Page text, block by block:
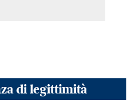
di legittimità